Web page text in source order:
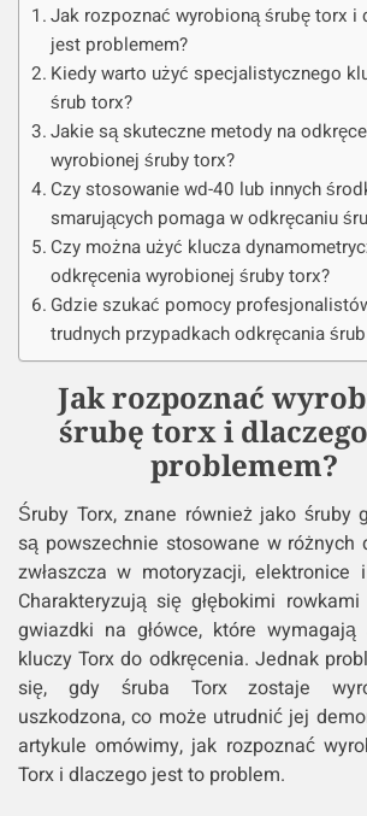
Jak rozpoznać wyrobioną śrubę torx i
jest problemem?
Kiedy warto użyć specjalistycznego
śrub torx?
Jakie są skuteczne metody na
wyrobionej śruby torx?
Czy stosowanie wd-40 lub innych
smarujących pomaga w odkręcaniu
Czy można użyć klucza
odkręcenia wyrobionej śruby torx?
Gdzie szukać pomocy
trudnych przypadkach odkręcania
Jak rozpoznać
śrubę torx i
problemem?
Śruby Torx, znane również jako śruby
są powszechnie stosowane w różnych
zwłaszcza w motoryzacji, elektronice
Charakteryzują się głębokimi
gwiazdki na główce, które wymagają
kluczy Torx do odkręcenia. Jednak
się, gdy śruba Torx zostaje
uszkodzona, co może utrudnić jej
artykule omówimy, jak rozpoznać
Torx i dlaczego jest to problem.